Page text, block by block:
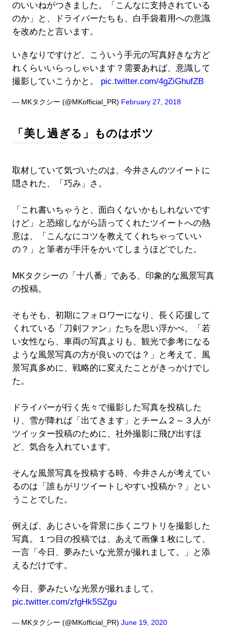
のいいねがつきました。「こんなに支持されている
のか」と、ドライバーたちも、白手袋着用への意識
を改めたと言います。
いきなりですけど、こういう手元の写真好きな方ど
れくらいいらっしゃいます？需要あれば、意識して
撮影していこうかと。 pic.twitter.com/4gZiGhufZB
— MKタクシー (@MKofficial_PR) February 27, 2018
「美し過ぎる」ものはボツ
取材していて気づいたのは、今井さんのツイートに
隠された、「巧み」さ。
「これ書いちゃうと、面白くないかもしれないです
けど」と恐縮しながら語ってくれたツイートへの熱
意は、「こんなにコツを教えてくれちゃっていい
の？」と筆者が手汗をかいてしまうほどでした。
MKタクシーの「十八番」である、印象的な風景写真
の投稿。
そもそも、初期にフォロワーになり、長く応援して
くれている「刀剣ファン」たちを思い浮かべ、「若
い女性なら、車両の写真よりも、観光で参考になる
ような風景写真の方が良いのでは？」と考えて、風
景写真多めに、戦略的に変えたことがきっかけでし
た。
ドライバーが行く先々で撮影した写真を投稿した
り、雪が降れば「出てきます」とチーム２～３人が
ツイッター投稿のために、社外撮影に飛び出すほ
ど、気合を入れています。
そんな風景写真を投稿する時、今井さんが考えてい
るのは「誰もがリツイートしやすい投稿か？」とい
うことでした。
例えば、あじさいを背景に歩くニワトリを撮影した
写真。１つ目の投稿では、あえて画像１枚にして、
一言「今日、夢みたいな光景が撮れまして。」と添
えるだけです。
今日、夢みたいな光景が撮れまして。
pic.twitter.com/zfgHk5SZgu
— MKタクシー (@MKofficial_PR) June 19, 2020